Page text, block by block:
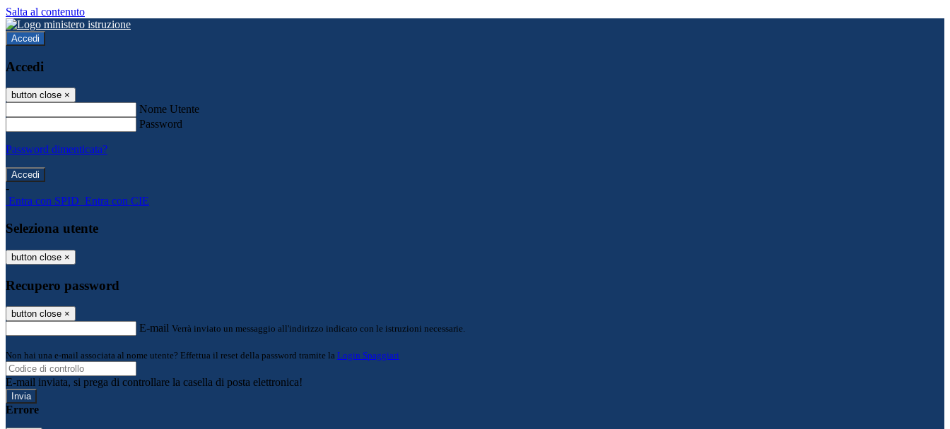
Salta al contenuto
Accedi
Accedi
button close ×
Nome Utente
Password
Password dimenticata?
-
Entra con SPID Entra con CIE
Seleziona utente
button close ×
Recupero password
button close ×
E-mail Verrà inviato un messaggio all'indirizzo indicato con le istruzioni necessarie.
Non hai una e-mail associata al nome utente? Effettua il reset della password tramite la Login Spaggiari
E-mail inviata, si prega di controllare la casella di posta elettronica!
Errore